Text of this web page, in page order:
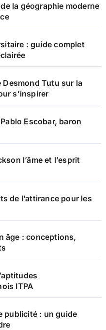
la géographie moderne
: guide complet
Tutu sur la
s’inspirer
Escobar, baron
l’âme et l’esprit
de l’attirance pour les
âge : conceptions,
ITPA
publicité : un guide